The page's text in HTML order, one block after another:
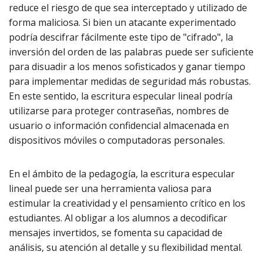
reduce el riesgo de que sea interceptado y utilizado de
forma maliciosa. Si bien un atacante experimentado
podría descifrar fácilmente este tipo de "cifrado", la
inversión del orden de las palabras puede ser suficiente
para disuadir a los menos sofisticados y ganar tiempo
para implementar medidas de seguridad más robustas.
En este sentido, la escritura especular lineal podría
utilizarse para proteger contraseñas, nombres de
usuario o información confidencial almacenada en
dispositivos móviles o computadoras personales.
En el ámbito de la pedagogía, la escritura especular
lineal puede ser una herramienta valiosa para
estimular la creatividad y el pensamiento crítico en los
estudiantes. Al obligar a los alumnos a decodificar
mensajes invertidos, se fomenta su capacidad de
análisis, su atención al detalle y su flexibilidad mental.